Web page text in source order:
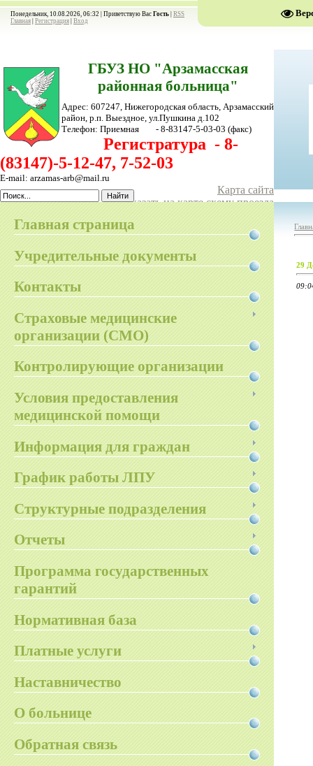
Понедельник, 10.08.2026, 06:32 | Приветствую Вас Гость RSS
Главная Регистрация Вход
ГБУЗ НО "Арзамасская
районная больница"
Адрес: 607247, Нижегородская область, Арзамасский
район, р.п. Выездное, ул.Пушкина д.102
Телефон: Приемная - 8-83147-5-03-03 (факс)
Регистратура - 8-
(83147)-5-12-47, 7-52-03
E-mail: arzamas-arb@mail.ru
Карта сайта
Показать на карте схему проезда
Главная страница
Учредительные документы
Контакты
Страховые медицинские
организации (СМО)
Контролирующие организации
Условия предоставления
медицинской помощи
Информация для граждан
График работы ЛПУ
Структурные подразделения
Отчеты
Программа государственных
гарантий
Нормативная база
Платные услуги
Наставничество
О больнице
Обратная связь
29